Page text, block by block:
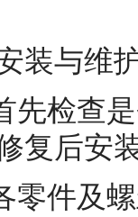
装与维
先检查
复后安
零件及